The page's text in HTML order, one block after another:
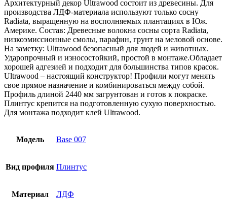
Архитектурный декор Ultrawood состоит из древесины. Для
производства ЛДФ-материала используют только сосну
Radiatа, выращенную на восполняемых плантациях в Юж.
Америке. Состав: Древесные волокна сосны сорта Radiata,
низкоэмиссионные смолы, парафин, грунт на меловой основе.
На заметку: Ultrawood безопасный для людей и животных.
Ударопрочный и износостойкий, простой в монтаже.Обладает
хорошей адгезией и подходит для большинства типов красок.
Ultrawood – настоящий конструктор! Профили могут менять
свое прямое назначение и комбинироваться между собой.
Профиль длиной 2440 мм загрунтован и готов к покраске.
Плинтус крепится на подготовленную сухую поверхностью.
Для монтажа подходит клей Ultrawood.
Модель Base 007
Вид профиля Плинтус
Материал ЛДФ